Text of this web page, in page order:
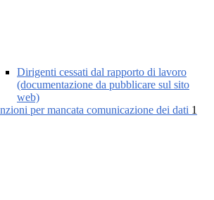
Dirigenti cessati dal rapporto di lavoro
(documentazione da pubblicare sul sito
web)
per mancata comunicazione dei dati 1